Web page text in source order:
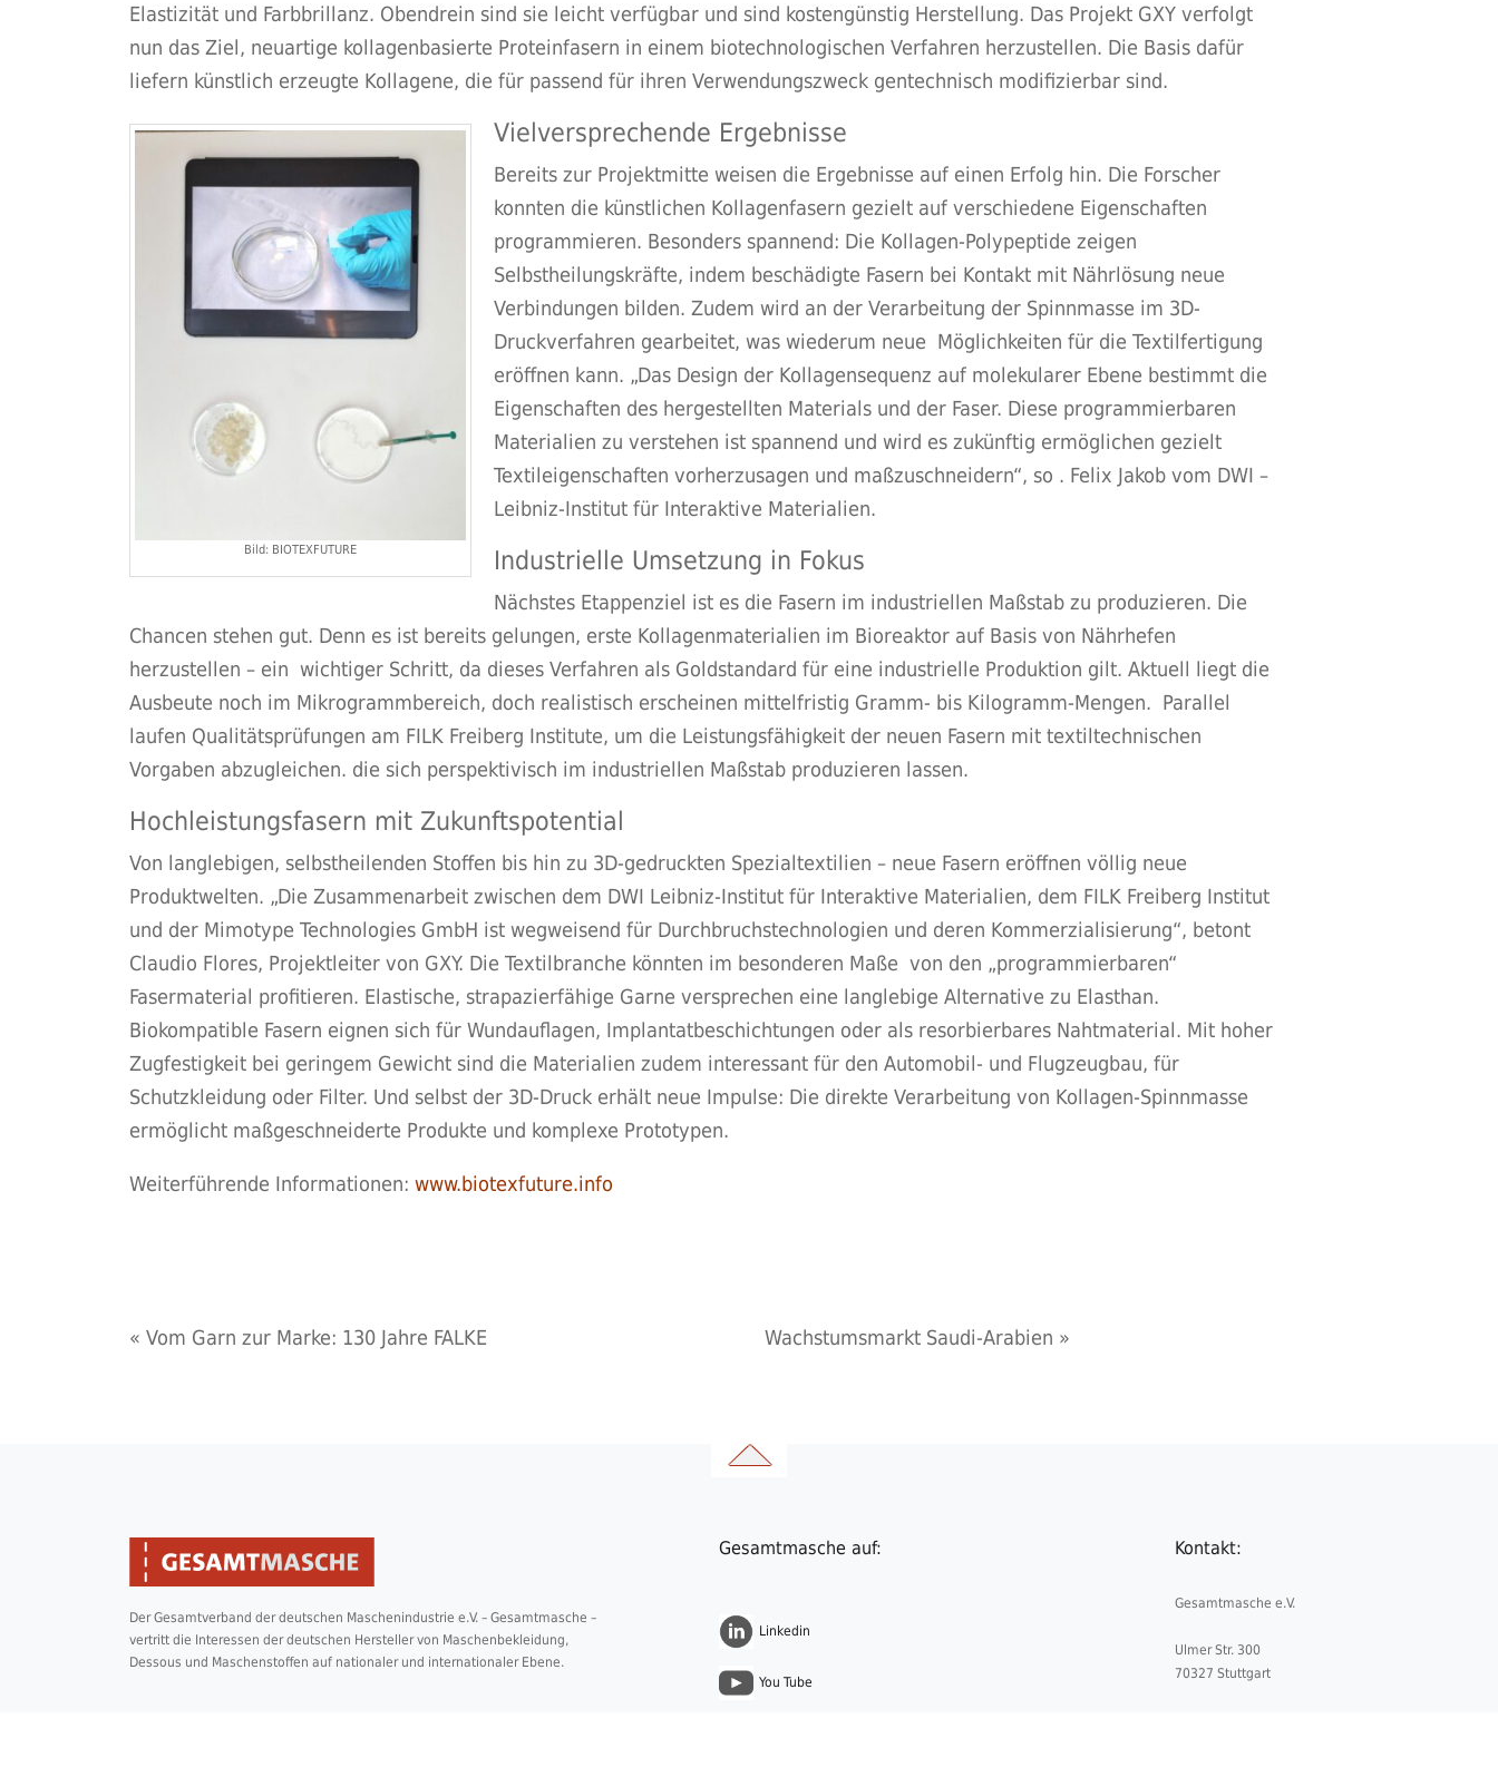
Elastizität und Farbbrillanz. Obendrein sind sie leicht verfügbar und sind kostengünstig Herstellung. Das Projekt GXY verfolgt
nun das Ziel, neuartige kollagenbasierte Proteinfasern in einem biotechnologischen Verfahren herzustellen. Die Basis dafür
liefern künstlich erzeugte Kollagene, die für passend für ihren Verwendungszweck gentechnisch modifizierbar sind.
Bild: BIOTEXFUTURE
Vielversprechende Ergebnisse
Bereits zur Projektmitte weisen die Ergebnisse auf einen Erfolg hin. Die Forscher
konnten die künstlichen Kollagenfasern gezielt auf verschiedene Eigenschaften
programmieren. Besonders spannend: Die Kollagen-Polypeptide zeigen
Selbstheilungskräfte, indem beschädigte Fasern bei Kontakt mit Nährlösung neue
Verbindungen bilden. Zudem wird an der Verarbeitung der Spinnmasse im 3D-
Druckverfahren gearbeitet, was wiederum neue Möglichkeiten für die Textilfertigung
eröffnen kann. „Das Design der Kollagensequenz auf molekularer Ebene bestimmt die
Eigenschaften des hergestellten Materials und der Faser. Diese programmierbaren
Materialien zu verstehen ist spannend und wird es zukünftig ermöglichen gezielt
Textileigenschaften vorherzusagen und maßzuschneidern“, so . Felix Jakob vom DWI –
Leibniz-Institut für Interaktive Materialien.
Industrielle Umsetzung in Fokus
Nächstes Etappenziel ist es die Fasern im industriellen Maßstab zu produzieren. Die
Chancen stehen gut. Denn es ist bereits gelungen, erste Kollagenmaterialien im Bioreaktor auf Basis von Nährhefen
herzustellen – ein wichtiger Schritt, da dieses Verfahren als Goldstandard für eine industrielle Produktion gilt. Aktuell liegt die
Ausbeute noch im Mikrogrammbereich, doch realistisch erscheinen mittelfristig Gramm- bis Kilogramm-Mengen. Parallel
laufen Qualitätsprüfungen am FILK Freiberg Institute, um die Leistungsfähigkeit der neuen Fasern mit textiltechnischen
Vorgaben abzugleichen. die sich perspektivisch im industriellen Maßstab produzieren lassen.
Hochleistungsfasern mit Zukunftspotential
Von langlebigen, selbstheilenden Stoffen bis hin zu 3D-gedruckten Spezialtextilien – neue Fasern eröffnen völlig neue
Produktwelten. „Die Zusammenarbeit zwischen dem DWI Leibniz-Institut für Interaktive Materialien, dem FILK Freiberg Institut
und der Mimotype Technologies GmbH ist wegweisend für Durchbruchstechnologien und deren Kommerzialisierung“, betont
Claudio Flores, Projektleiter von GXY. Die Textilbranche könnten im besonderen Maße von den „programmierbaren“
Fasermaterial profitieren. Elastische, strapazierfähige Garne versprechen eine langlebige Alternative zu Elasthan.
Biokompatible Fasern eignen sich für Wundauflagen, Implantatbeschichtungen oder als resorbierbares Nahtmaterial. Mit hoher
Zugfestigkeit bei geringem Gewicht sind die Materialien zudem interessant für den Automobil- und Flugzeugbau, für
Schutzkleidung oder Filter. Und selbst der 3D-Druck erhält neue Impulse: Die direkte Verarbeitung von Kollagen-Spinnmasse
ermöglicht maßgeschneiderte Produkte und komplexe Prototypen.
Weiterführende Informationen: www.biotexfuture.info
« Vom Garn zur Marke: 130 Jahre FALKE Wachstumsmarkt Saudi-Arabien »
Der Gesamtverband der deutschen Maschenindustrie e.V. – Gesamtmasche –
vertritt die Interessen der deutschen Hersteller von Maschenbekleidung,
Dessous und Maschenstoffen auf nationaler und internationaler Ebene.
Gesamtmasche auf:
Linkedin
You Tube
Kontakt:
Gesamtmasche e.V.
Ulmer Str. 300
70327 Stuttgart